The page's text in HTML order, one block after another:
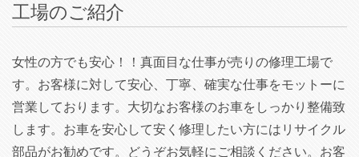
工場のご紹介
女性の方でも安心！！真面目な仕事が売りの修理工場で
す。お客様に対して安心、丁寧、確実な仕事をモットーに
営業しております。大切なお客様のお車をしっかり整備致
します。お車を安心して安く修理したい方にはリサイクル
部品がお勧めです。どうぞお気軽にご相談ください。お客